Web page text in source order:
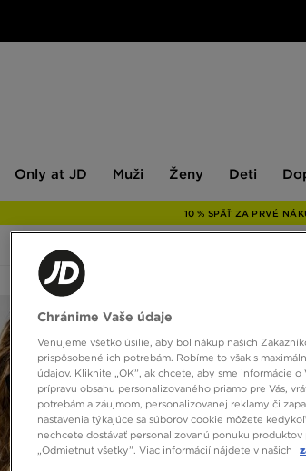
JD
Only at JD Muži Ženy Deti
10 % SPÄŤ ZA PRVÉ
Chránime Vaše údaje
Venujeme všetko úsilie, aby bol nákup našich
prispôsobené ich potrebám. Robíme to však s
údajov. Kliknite „OK”, ak chcete, aby sme informácie
prípravu obsahu personalizovaného priamo pre Vás,
potrebám a záujmom, personalizovanej reklamy či
nastavenia týkajúce sa súborov cookie môžete
nechcete dostávať personalizovanú ponuku
„Odmietnuť všetky”. Viac informácií nájdete v našich